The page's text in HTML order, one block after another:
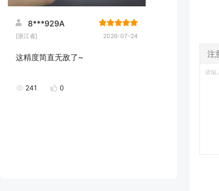
8***929A
[浙江省] 2026-07-24
这精度简直无敌了~
241 0
注